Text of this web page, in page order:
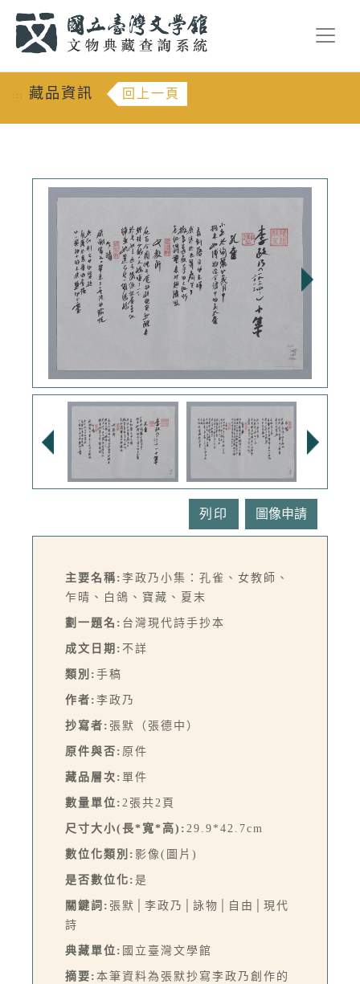
::: 藏品資訊 回上一頁
列印
主要名稱: 李政乃小集：孔雀、女教師、
乍晴、白鴿、寶藏、夏末
劃一題名: 台灣現代詩手抄本
成文日期: 不詳
類別: 手稿
作者: 李政乃
抄寫者: 張默（張德中）
原件與否: 原件
藏品層次: 單件
數量單位: 2張共2頁
尺寸大小(長*寬*高): 29.9*42.7cm
數位化類別: 影像(圖片)
是否數位化: 是
關鍵詞: 張默│李政乃│詠物│自由│現代
詩
典藏單位: 國立臺灣文學館
摘要: 本筆資料為張默抄寫李政乃創作的